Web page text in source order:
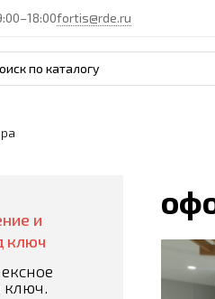
fortis@rde.ru
и
ключ
ключ.